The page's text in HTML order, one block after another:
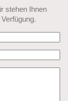
stehen Ihnen